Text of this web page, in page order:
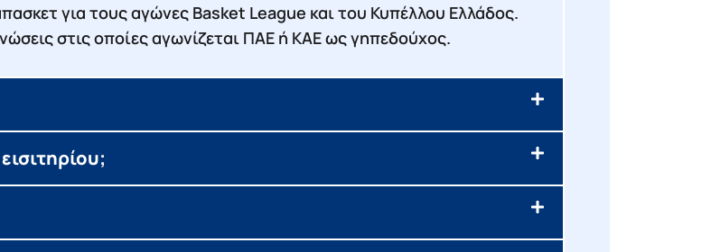
για τους αγώνες Basket League και του Κυπέλλου Ελλάδος.
στις οποίες αγωνίζεται ΠΑΕ ή ΚΑΕ ως γηπεδούχος.